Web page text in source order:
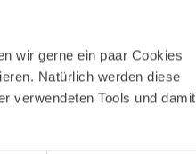
wir gerne ein paar Cookies
Natürlich werden diese
verwendeten Tools und damit